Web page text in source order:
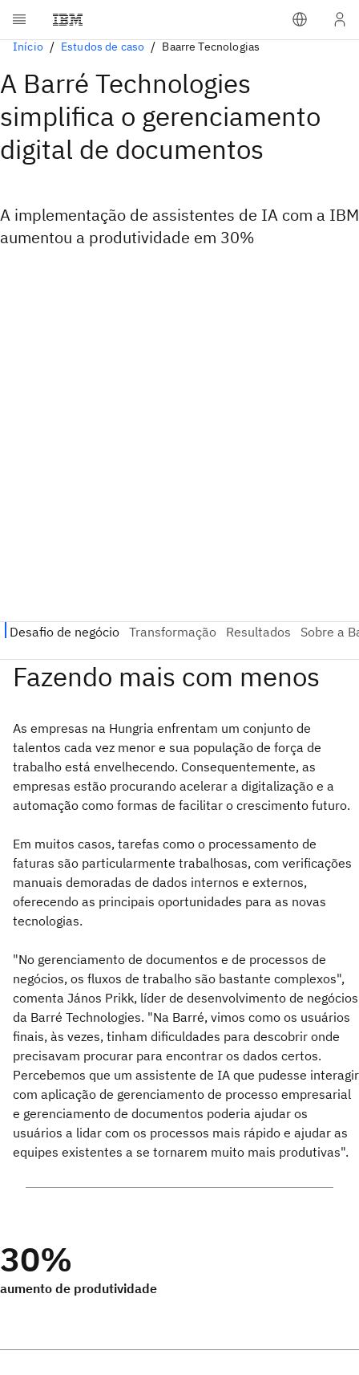
Início Estudos de caso Baarre Tecnologias
A Barré Technologies
simplifica o gerenciamento
digital de documentos
A implementação de assistentes de IA com a IBM
aumentou a produtividade em 30%
As empresas na Hungria enfrentam um conjunto de
talentos cada vez menor e sua população de força de
trabalho está envelhecendo. Consequentemente, as
empresas estão procurando acelerar a digitalização e a
automação como formas de facilitar o crescimento futuro.
Em muitos casos, tarefas como o processamento de
faturas são particularmente trabalhosas, com verificações
manuais demoradas de dados internos e externos,
oferecendo as principais oportunidades para as novas
tecnologias.
"No gerenciamento de documentos e de processos de
negócios, os fluxos de trabalho são bastante complexos",
comenta János Prikk, líder de desenvolvimento de negócios
da Barré Technologies. "Na Barré, vimos como os usuários
finais, às vezes, tinham dificuldades para descobrir onde
precisavam procurar para encontrar os dados certos.
Percebemos que um assistente de IA que pudesse interagir
com aplicação de gerenciamento de processo empresarial
e gerenciamento de documentos poderia ajudar os
usuários a lidar com os processos mais rápido e ajudar as
equipes existentes a se tornarem muito mais produtivas".
30%
aumento de produtividade